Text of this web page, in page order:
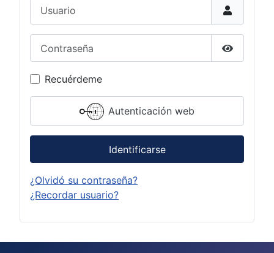
Mostrar
Recuérdeme
Autenticación web
Identificarse
¿Olvidó su contraseña?
¿Recordar usuario?